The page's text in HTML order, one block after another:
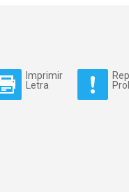
Imprimir
Letra